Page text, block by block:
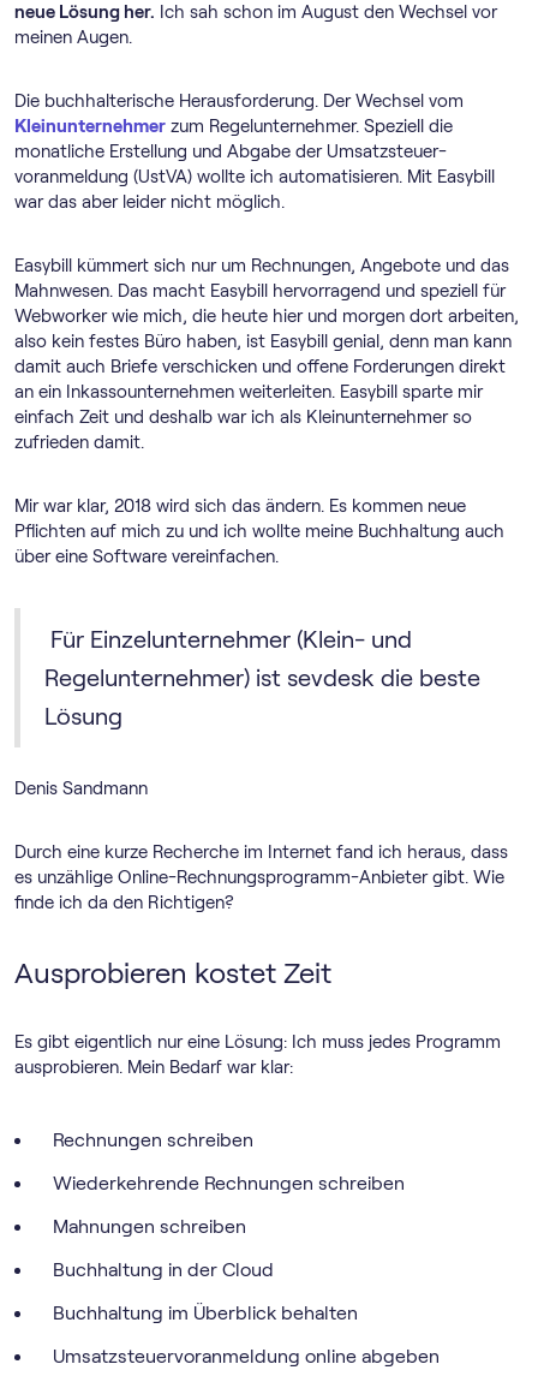
neue Lösung her. Ich sah schon im August den Wechsel vor
meinen Augen.
Die buchhalterische Herausforderung. Der Wechsel vom
Kleinunternehmer zum Regelunternehmer. Speziell die
monatliche Erstellung und Abgabe der Umsatz­steuer­
voranmeldung (UstVA) wollte ich automatisieren. Mit Easybill
war das aber leider nicht möglich.
Easybill kümmert sich nur um Rechnungen, Angebote und das
Mahnwesen. Das macht Easybill hervorragend und speziell für
Webworker wie mich, die heute hier und morgen dort arbeiten,
also kein festes Büro haben, ist Easybill genial, denn man kann
damit auch Briefe verschicken und offene Forderungen direkt
an ein Inkassounternehmen weiterleiten. Easybill sparte mir
einfach Zeit und deshalb war ich als Kleinunternehmer so
zufrieden damit.
Mir war klar, 2018 wird sich das ändern. Es kommen neue
Pflichten auf mich zu und ich wollte meine Buchhaltung auch
über eine Software vereinfachen.
Für Einzelunternehmer (Klein- und
Regelunternehmer) ist sevdesk die beste
Lösung
Denis Sandmann
Durch eine kurze Recherche im Internet fand ich heraus, dass
es unzählige Online-Rechnungs­programm-Anbieter gibt. Wie
finde ich da den Richtigen?
Ausprobieren kostet Zeit
Es gibt eigentlich nur eine Lösung: Ich muss jedes Programm
ausprobieren. Mein Bedarf war klar:
Rechnungen schreiben
Wiederkehrende Rechnungen schreiben
Mahnungen schreiben
Buchhaltung in der Cloud
Buchhaltung im Überblick behalten
Umsatz­steuer­voranmeldung online abgeben